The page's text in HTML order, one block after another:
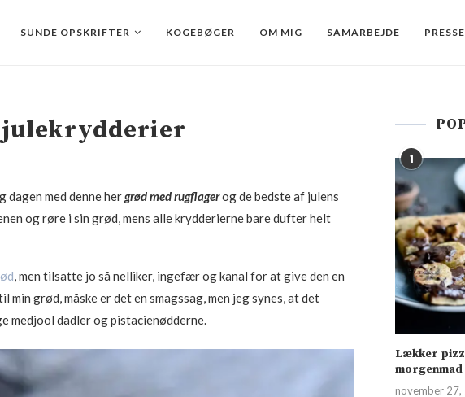
SUNDE OPSKRIFTER KOGEBØGER OM MIG SAMARBEJDE PRESSE
julekrydderier
dagen med denne hergrød med rugflagerog de bedste af julens
og røre i sin grød, mens alle krydderierne bare dufter helt
, men tilsatte jo så nelliker, ingefær og kanal for at give den en
grød, måske er det en smagssag, men jeg synes, at det
medjool dadler og pistacienødderne.
1
Lækker
morgenmad
november 27,